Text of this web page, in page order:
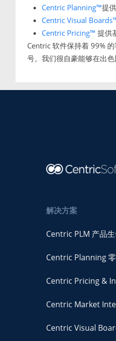
Centric Planning™提
Centric Visual
Centric Pricing™ 提供
Centric 软件保持着 99%
号。我们很自豪能够在出
解决方案
Centric PLM 产品
Centric Planning
Centric Pricing &
Centric Market
Centric Visual